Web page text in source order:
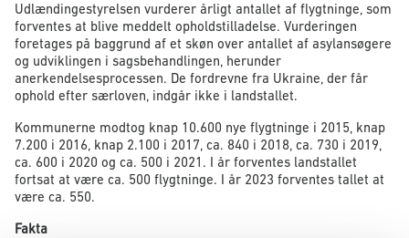
Udlændingestyrelsen vurderer årligt antallet af flygtninge, som
forventes at blive meddelt opholdstilladelse. Vurderingen
foretages på baggrund af et skøn over antallet af asylansøgere
og udviklingen i sagsbehandlingen, herunder
anerkendelsesprocessen. De fordrevne fra Ukraine, der får
ophold efter særloven, indgår ikke i landstallet.
Kommunerne modtog knap 10.600 nye flygtninge i 2015, knap
7.200 i 2016, knap 2.100 i 2017, ca. 840 i 2018, ca. 730 i 2019,
ca. 600 i 2020 og ca. 500 i 2021. I år forventes landstallet
fortsat at være ca. 500 flygtninge. I år 2023 forventes tallet at
være ca. 550.
Fakta